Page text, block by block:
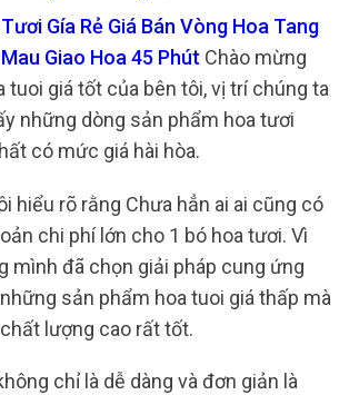
Gía Rẻ Giá Bán Vòng Hoa Tang
Giao Hoa 45 Phút Chào mừng
tuoi giá tốt của bên tôi, vị trí chúng ta
những dòng sản phẩm hoa tươi
có mức giá hài hòa.
hiểu rõ rằng Chưa hẳn ai ai cũng có
chi phí lớn cho 1 bó hoa tươi. Vì
mình đã chọn giải pháp cung ứng
sản phẩm hoa tuoi giá thấp mà
lượng cao rất tốt.
chỉ là dễ dàng và đơn giản là